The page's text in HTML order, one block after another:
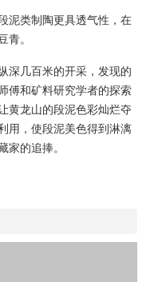
泥类制陶更具透气性，在
青。
深几百米的开采，发现的
傅和矿料研究学者的探索
黄龙山的段泥色彩灿烂夺
用，使段泥美色得到淋漓
家的追捧。